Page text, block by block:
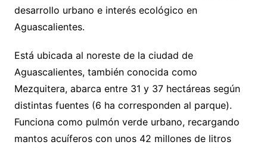
desarrollo urbano e interés ecológico en
Aguascalientes.
Está ubicada al noreste de la ciudad de
Aguascalientes, también conocida como
Mezquitera, abarca entre 31 y 37 hectáreas según
distintas fuentes (6 ha corresponden al parque).
Funciona como pulmón verde urbano, recargando
mantos acuíferos con unos 42 millones de litros